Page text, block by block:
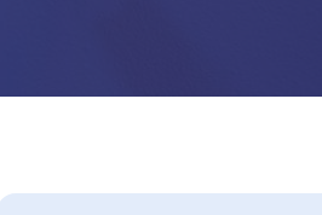
MSc Data Sciences
MSc Environmental,
MSc International
et
and